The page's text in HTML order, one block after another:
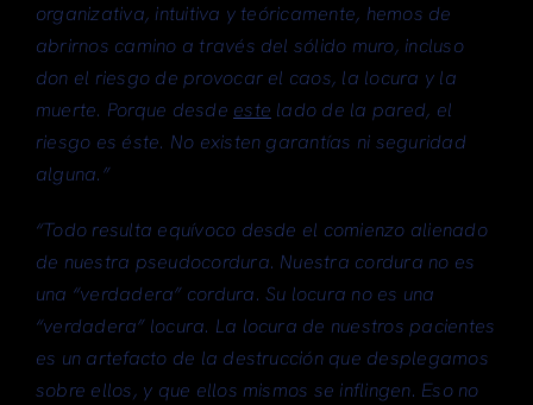
organizativa, intuitiva y teóricamente, hemos de
abrirnos camino a través del sólido muro, incluso
don el riesgo de provocar el caos, la locura y la
muerte. Porque desde este lado de la pared, el
riesgo es éste. No existen garantías ni seguridad
alguna.”
“Todo resulta equívoco desde el comienzo alienado
de nuestra pseudocordura. Nuestra cordura no es
una “verdadera” cordura. Su locura no es una
“verdadera” locura. La locura de nuestros pacientes
es un artefacto de la destrucción que desplegamos
sobre ellos, y que ellos mismos se inflingen. Eso no